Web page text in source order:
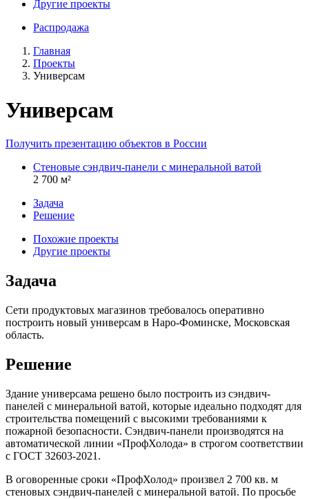
Другие проекты
Распродажа
Главная
Проекты
Универсам
Универсам
Получить презентацию объектов в России
Стеновые сэндвич-панели с минеральной ватой
2 700 м²
Задача
Решение
Похожие проекты
Другие проекты
Задача
Сети продуктовых магазинов требовалось оперативно
построить новый универсам в Наро-Фоминске, Московская
область.
Решение
Здание универсама решено было построить из сэндвич-
панелей с минеральной ватой, которые идеально подходят для
строительства помещений с высокими требованиями к
пожарной безопасности. Сэндвич-панели производятся на
автоматической линии «ПрофХолода» в строгом соответствии
с ГОСТ 32603-2021.
В оговоренные сроки «ПрофХолод» произвел 2 700 кв. м
стеновых сэндвич-панелей с минеральной ватой. По просьбе